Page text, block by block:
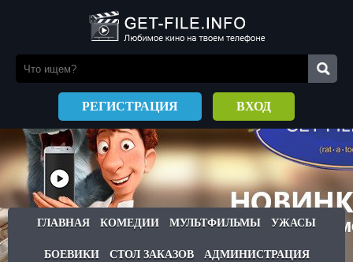
РЕГИСТРАЦИЯ ВХОД
ГЛАВНАЯ КОМЕДИИ МУЛЬТФИЛЬМЫ УЖАСЫ
БОЕВИКИ СТОЛ ЗАКАЗОВ АДМИНИСТРАЦИЯ